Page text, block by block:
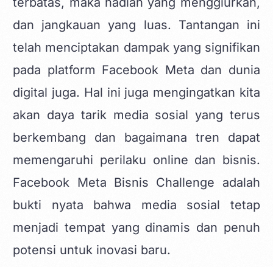
dan jangkauan yang luas. Tantangan ini
telah menciptakan dampak yang signifikan
pada platform Facebook Meta dan dunia
digital juga. Hal ini juga mengingatkan kita
akan daya tarik media sosial yang terus
berkembang dan bagaimana tren dapat
memengaruhi perilaku online dan bisnis.
Facebook Meta Bisnis Challenge adalah
bukti nyata bahwa media sosial tetap
menjadi tempat yang dinamis dan penuh
potensi untuk inovasi baru.